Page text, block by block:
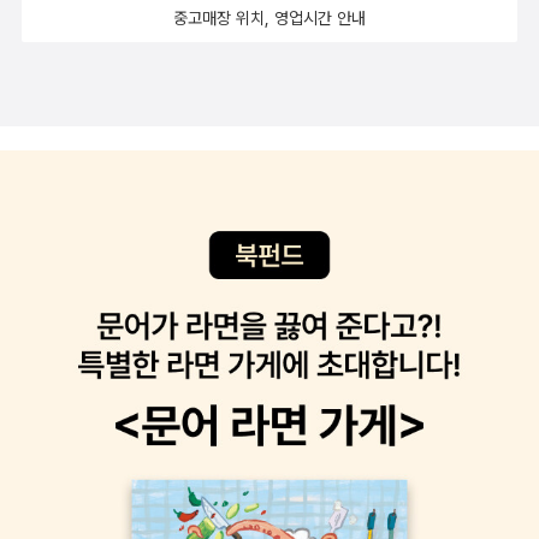
모험>을 연달아 읽고 팬심이 한김 식었다. 모리미 색이 확실한데
한참 뒤에 또 지나갔던 장면 갖다 쓸 거니까 샅샅이 눈에 불켜고
넘기게 되는 페이지도 여전하고. 이번에 좋았던 건 작가 스스로일
책덕, 이야기덕 냄새를 팡팡 풍겨서. 현실삭제는 미스터리지. 사
회파는 부담스럽지. 피, 칼은 굳이 보기 싫지. 그런데 세상에 코지
미스터리라는 장르라니. 나는 신대륙에 오고 말았다. 일상 미스터
리의 여왕 와카타케 나나미의 하자키 3부작 <하자키 목련빌라의
비밀>, <진달래 고서점의 비밀>, <고양이섬 민박집의 대소동>.
살인 사건이 나오긴 하지만 스트레스 없이 코지코지하게 즐길 수
있다. 배경 지역은 하자키라는 가상의 시골 지역. 시리즈라고 할
와 신들린 듯 술을 마신다. 혼자보다는 여러 사람들이 어울려 술
와 함께 산책하는 사람도 많고 잠투정을 하는 아이를 재우려는 고
을 존중하며 예의와 신뢰를 가지고 살아가고 있는가? 우리들에
게 ‘사람을 틀에 가두지 않는 문화, 아니 적어도 사람이 이 틀에서
전직 대통령이 낙향한 사저 앞에서, 현직 대통령이 살지도 않은
집 앞에서 확성기를 틀어놓고 떠들어대는 이 나라에 신뢰는 찾아
볼 수 없다. 예의도 없으며, 서로간의 존중도 없다. 시기심으로 가
득 차, 그것은 다른 사람을 헐뜯는 무기가 된다. 우리는 안다. 지
행만을 가슴에 싸안고 질주한다. [민주주의가 뿌리내리는 데 필
루게 된다는 교훈을 주는 책이다. 자연보호, 생태학적 관점에 대
따로 소개해야겠다. 소개하지 못했지만 좋았던 책들도 많다. 올해
는 86권의 책을 읽었다. 어째 갈수록 책을 덜 읽는 거 같다. 내년
에는 반전을 꾀해봐야겠다.
그건 각자 직접 찾아야 해요. 나를 지탱해주는 것과 당신을 지탱
쑥 질문을 내뱉는다. 세상에 종교가 이렇게 많은데, 불교가 내게
맞는 종교인지 어떻게 알 수 있죠? '세가지가 필요하지.' 린포체
가 말한다. '조사하고, 숙고하고, 명상하는 것.' -p137 나와 타인
이 행복해지기를 바란다는 점에서 비슷한데 나의 무엇이 그토록
특별한가? 나는 왜 나만의 행복을 위해 발버둥치는가? -p14
3 모든 순간, 심지어 즐거운 순간조차, 아니 즐거운 순간이야말
로 절망의 씨앗을 품고 있다는 것이다. 고통은 텅 빈 포도주 잔이
자 꽉 찬 포도주 잔이다. 사실 인생이 술술 잘 풀릴 때야말로 우리
가 주의를 기울여야 하는 순간이라고 부처는 가르쳤다. '단단한
중고매장 위치, 영업시간 안내